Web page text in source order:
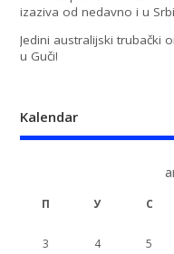
izaziva od nedavno i u
Jedini australijski trubački
u Guči!
Kalendar
П У С
3
4 5